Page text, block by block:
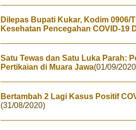
Dilepas Bupati Kukar, Kodim 0906/
Kesehatan Pencegahan COVID-19
Satu Tewas dan Satu Luka Parah:
Pertikaian di Muara Jawa(01/09/
Bertambah 2 Lagi Kasus Positif
(31/08/2020)